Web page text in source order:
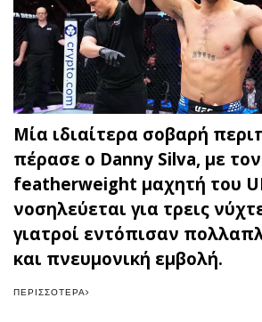
Μία ιδιαίτερα σοβαρή
πέρασε ο Danny Silva, με τον
featherweight μαχητή του
νοσηλεύεται για τρεις
γιατροί εντόπισαν
και πνευμονική εμβολή.
ΠΕΡΙΣΣΌΤΕΡΑ